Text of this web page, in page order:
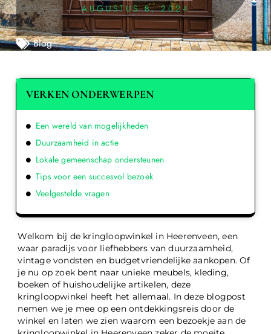
AUGUSTUS 8, 2024
Blog
Welkom bij de kringloopwinkel in Heerenveen, een
waar paradijs voor liefhebbers van duurzaamheid,
vintage vondsten en budgetvriendelijke aankopen. Of
je nu op zoek bent naar unieke meubels, kleding,
boeken of huishoudelijke artikelen, deze
kringloopwinkel heeft het allemaal. In deze blogpost
nemen we je mee op een ontdekkingsreis door de
winkel en laten we zien waarom een bezoekje aan de
VERKEN ONDERWERPEN
Een wereld van mogelijkheden
Duurzaamheid in actie
Lokale gemeenschap ondersteunen
Tips voor een succesvol bezoek
Veelgestelde vragen